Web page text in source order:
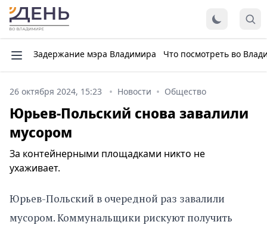
Задержание мэра Владимира Что посмотреть во
26 октября 2024, 15:23 Новости Общество
Юрьев-Польский снова завалили
мусором
За контейнерными площадками никто не
ухаживает.
Юрьев-Польский в очередной раз завалили
мусором. Коммунальщики рискуют получить